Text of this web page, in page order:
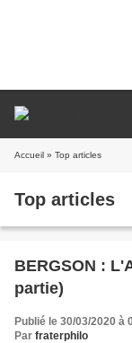
Accueil » Top articles
Top articles
BERGSON :
partie)
Publié le 30/03/2020 à
Par fraterphilo